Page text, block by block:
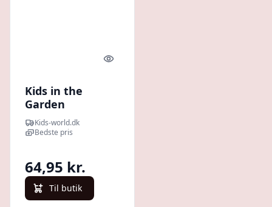
Quick look
Kids in the
Garden
Mudderforklæde
- Grøn
Kids-world.dk
Bedste pris
64,95 kr.
Til butik